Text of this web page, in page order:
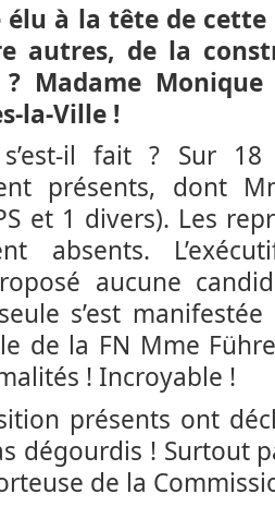
élu à la tête de
autres, de la
Madame
la-Ville !
il fait ? Sur
présents, dont
et 1 divers). Les
absents.
aucune
s’est
de la FN Mme
! Incroyable !
présents ont
dégourdis ! Surtout
de la